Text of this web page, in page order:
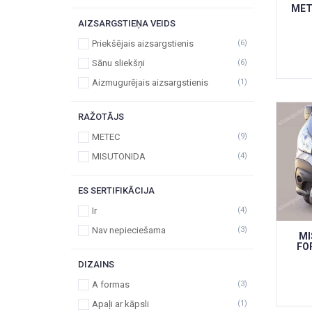
AIZSARGSTIEŅA VEIDS
Priekšējais aizsargstienis
(6)
Sānu sliekšņi (6)
Aizmugurējais aizsargstienis (1)
RAŽOTĀJS
METEC
(9)
MISUTONIDA (4)
ES SERTIFIKĀCIJA
Ir
(4)
Nav nepieciešama (3)
DIZAINS
A formas
(3)
Apaļi ar kāpsli (1)